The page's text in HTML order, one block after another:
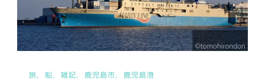
旅 船 雑記 鹿児島市 鹿児島港